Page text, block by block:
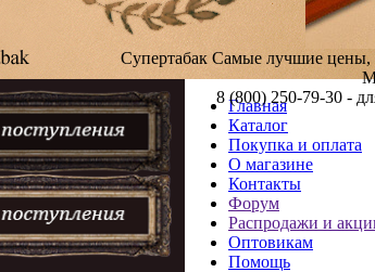
Супертабак Самые лучшие
8 (800) 250-79-30 -
Главная
Каталог
Покупка и оплата
О магазине
Контакты
Форум
Распродажи и
Оптовикам
Помощь